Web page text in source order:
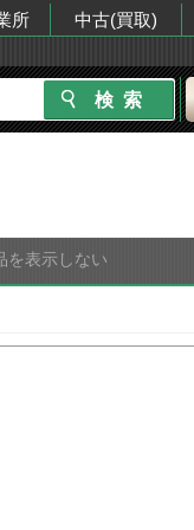
所 中古(買取)
を表示しない